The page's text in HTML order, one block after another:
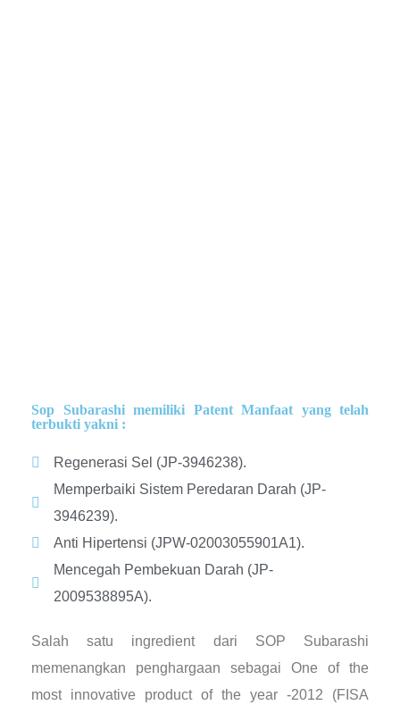
Sop Subarashi memiliki Patent Manfaat yang telah
terbukti yakni :
Regenerasi Sel (JP-3946238).
Memperbaiki Sistem Peredaran Darah (JP-
3946239).
Anti Hipertensi (JPW-02003055901A1).
Mencegah Pembekuan Darah (JP-
2009538895A).
Salah satu ingredient dari SOP Subarashi
memenangkan penghargaan sebagai One of the
most innovative product of the year -2012 (FISA